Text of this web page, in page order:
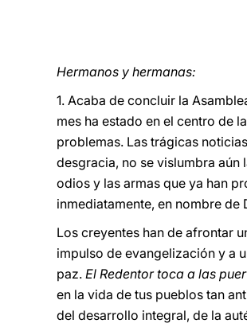
Hermanos y hermanas:
1. Acaba de concluir la
mes ha estado en el centro de
problemas. Las trágicas
desgracia, no se vislumbra aún
odios y las armas que ya han
inmediatamente, en nombre de
Los creyentes han de afrontar
impulso de evangelización y a
paz. El Redentor toca a las
en la vida de tus pueblos tan
del desarrollo integral, de la